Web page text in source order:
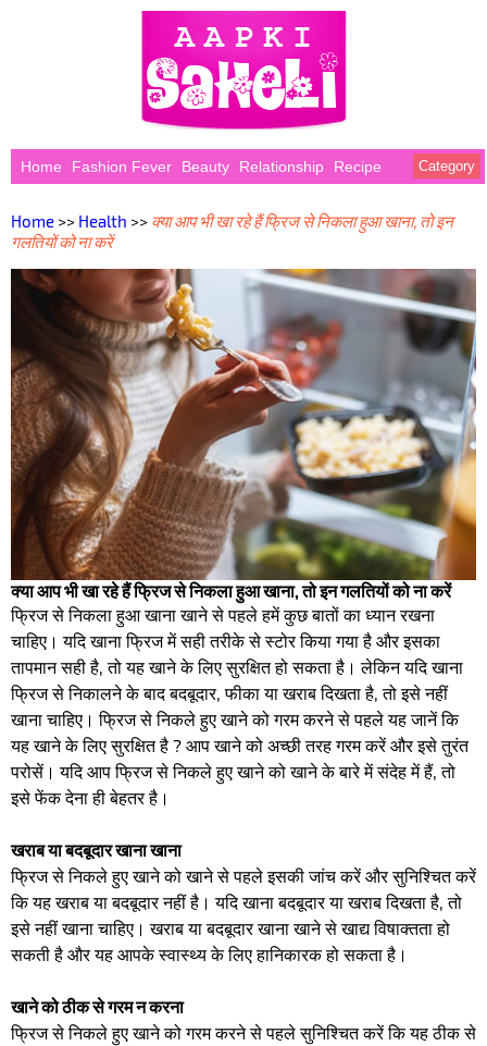
Home Fashion Fever Beauty Relationship Recipe Category
Home >> Health >> क्या आप भी खा रहे हैं फ्रिज से निकला हुआ खाना, तो इन
गलतियों को ना करें
क्या आप भी खा रहे हैं फ्रिज से निकला हुआ खाना, तो इन गलतियों को ना करें
फ्रिज से निकला हुआ खाना खाने से पहले हमें कुछ बातों का ध्यान रखना
चाहिए। यदि खाना फ्रिज में सही तरीके से स्टोर किया गया है और इसका
तापमान सही है, तो यह खाने के लिए सुरक्षित हो सकता है। लेकिन यदि खाना
फ्रिज से निकालने के बाद बदबूदार, फीका या खराब दिखता है, तो इसे नहीं
खाना चाहिए। फ्रिज से निकले हुए खाने को गरम करने से पहले यह जानें कि
यह खाने के लिए सुरक्षित है ? आप खाने को अच्छी तरह गरम करें और इसे तुरंत
परोसें। यदि आप फ्रिज से निकले हुए खाने को खाने के बारे में संदेह में हैं, तो
इसे फेंक देना ही बेहतर है।
खराब या बदबूदार खाना खाना
फ्रिज से निकले हुए खाने को खाने से पहले इसकी जांच करें और सुनिश्चित करें
कि यह खराब या बदबूदार नहीं है। यदि खाना बदबूदार या खराब दिखता है, तो
इसे नहीं खाना चाहिए। खराब या बदबूदार खाना खाने से खाद्य विषाक्तता हो
सकती है और यह आपके स्वास्थ्य के लिए हानिकारक हो सकता है।
खाने को ठीक से गरम न करना
फ्रिज से निकले हुए खाने को गरम करने से पहले सुनिश्चित करें कि यह ठीक से